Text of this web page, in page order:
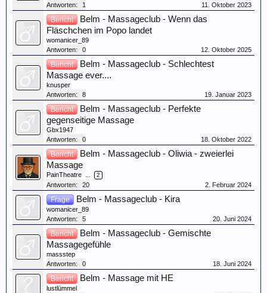
Antworten:
1 11. Oktober 2023
Bericht
Belm - Massageclub - Wenn das
Fläschchen im Popo landet
womanicer_89
Antworten:
0 12. Oktober 2025
Bericht
Belm - Massageclub - Schlechtest
Massage ever....
knusper
Antworten:
8 19. Januar 2023
Bericht
Belm - Massageclub - Perfekte
gegenseitige Massage
Gbx1947
Antworten:
0 18. Oktober 2022
Bericht
Belm - Massageclub - Oliwia - zweierlei
Massage
PainTheatre ... 2
Antworten: 20 2. Februar 2024
Frage Belm - Massageclub - Kira
womanicer_89
Antworten:
5 20. Juni 2024
Bericht
Belm - Massageclub - Gemischte
Massagegefühle
massstep
Antworten:
0 18. Juni 2024
Bericht Belm - Massage mit HE
lustlümmel